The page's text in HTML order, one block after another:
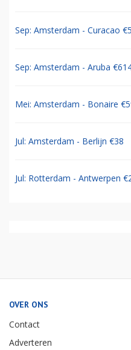
Sep: Amsterdam - Curacao
Sep: Amsterdam - Aruba
Mei: Amsterdam - Bonaire
Jul: Amsterdam - Berlijn €38
Jul: Rotterdam - Antwerpen
OVER ONS
Contact
Adverteren